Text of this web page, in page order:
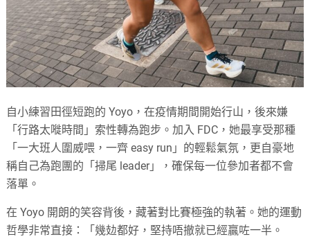
自小練習田徑短跑的 Yoyo，在疫情期間開始行山，後來嫌
「行路太嘥時間」索性轉為跑步。加入 FDC，她最享受那種
「一大班人圍威喂，一齊 easy run」的輕鬆氣氛，更自豪地
稱自己為跑團的「掃尾 leader」，確保每一位參加者都不會
落單。
在 Yoyo 開朗的笑容背後，藏著對比賽極強的執著。她的運動
哲學非常直接：「幾攰都好，堅持唔撤就已經贏咗一半。